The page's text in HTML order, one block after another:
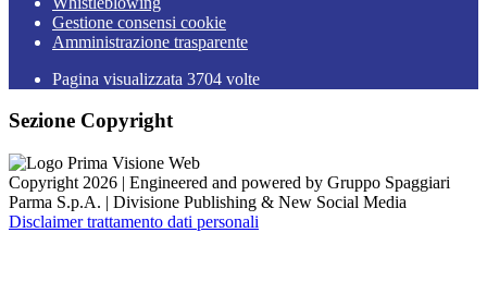
Gestione consensi cookie
Amministrazione trasparente
Pagina visualizzata 3704 volte
Sezione Copyright
Copyright 2026 | Engineered and powered by Gruppo Spaggiari
Parma S.p.A. | Divisione Publishing & New Social Media
Disclaimer trattamento dati personali